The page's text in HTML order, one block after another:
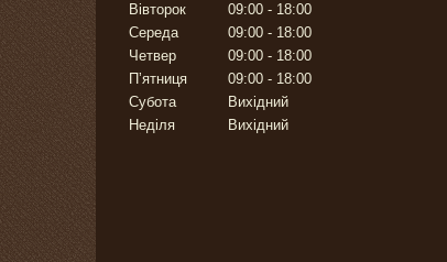
Вівторок
09:00
18:00
Середа
09:00
18:00
Четвер
09:00
18:00
Пʼятниця
09:00
18:00
Субота
Вихідний
Неділя
Вихідний